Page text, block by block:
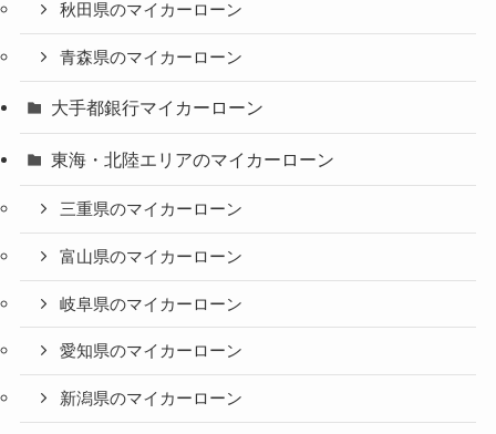
秋田県のマイカーローン
青森県のマイカーローン
大手都銀行マイカーローン
東海・北陸エリアのマイカーローン
三重県のマイカーローン
富山県のマイカーローン
岐阜県のマイカーローン
愛知県のマイカーローン
新潟県のマイカーローン